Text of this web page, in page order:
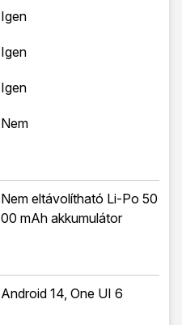
Igen
Igen
Igen
Nem
Nem eltávolítható Li-Po 50
00 mAh akkumulátor
Android 14, One UI 6